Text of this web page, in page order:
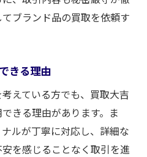
ブランド品の買取を依頼す
きる理由
えている方でも、買取大吉
きる理由があります。ま
ルが丁寧に対応し、詳細な
を感じることなく取引を進